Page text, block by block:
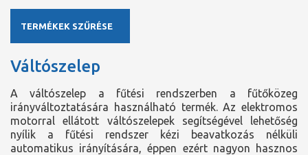
Váltószelep
A váltószelep a fűtési rendszerben a fűtőközeg
irányváltoztatására használható termék. Az elektromos
motorral ellátott váltószelepek segítségével lehetőség
nyílik a fűtési rendszer kézi beavatkozás nélküli
automatikus irányítására, éppen ezért nagyon hasznos
TERMÉKEK SZŰRÉSE